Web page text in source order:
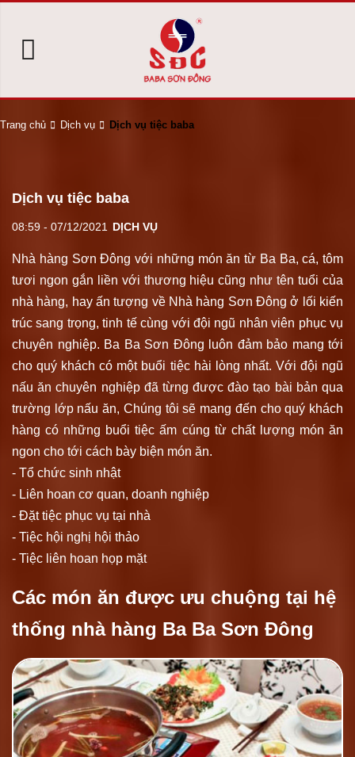
Trang chủ Dịch vụ Dịch vụ tiệc baba
Dịch vụ tiệc baba
08:59 - 07/12/2021 DỊCH VỤ
Nhà hàng Sơn Đông với những món ăn từ Ba Ba, cá, tôm
tươi ngon gắn liền với thương hiệu cũng như tên tuổi của
nhà hàng, hay ấn tượng về Nhà hàng Sơn Đông ở lối kiến
trúc sang trọng, tinh tế cùng với đội ngũ nhân viên phục vụ
chuyên nghiệp. Ba Ba Sơn Đông luôn đảm bảo mang tới
cho quý khách có một buổi tiệc hài lòng nhất. Với đội ngũ
nấu ăn chuyên nghiệp đã từng được đào tạo bài bản qua
trường lớp nấu ăn, Chúng tôi sẽ mang đến cho quý khách
hàng có những buổi tiệc ấm cúng từ chất lượng món ăn
ngon cho tới cách bày biện món ăn.
- Tổ chức sinh nhật
- Liên hoan cơ quan, doanh nghiệp
- Đặt tiệc phục vụ tại nhà
- Tiệc hội nghị hội thảo
- Tiệc liên hoan họp mặt
Các món ăn được ưu chuộng tại hệ
thống nhà hàng Ba Ba Sơn Đông